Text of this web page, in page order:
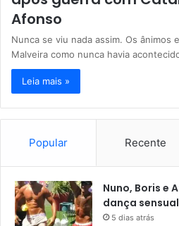
Afonso
Nunca se viu nada assim. Os ânimos
Malveira como nunca havia
Leia mais »
Popular Recente
Nuno, Boris e
dança sensual
5 dias atrás